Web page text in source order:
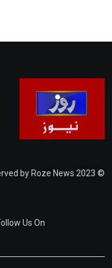
© 2023 Roze News. All Rights Reserved by Roze News
Us On: